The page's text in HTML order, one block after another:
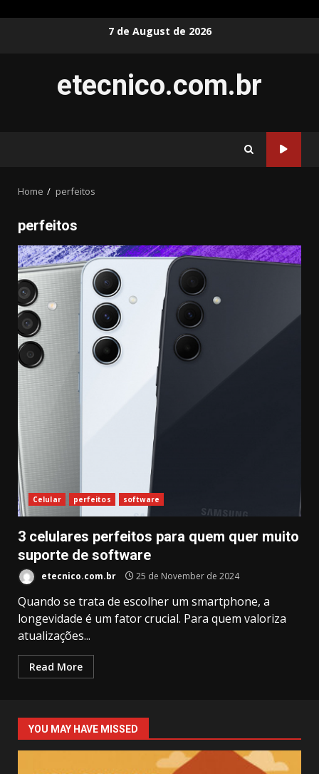
7 de August de 2026
etecnico.com.br
Home perfeitos
perfeitos
Celular perfeitos software
3 celulares perfeitos para quem quer muito
suporte de software
etecnico.com.br 25 de November de 2024
Quando se trata de escolher um smartphone, a
longevidade é um fator crucial. Para quem valoriza
atualizações...
Read More
YOU MAY HAVE MISSED